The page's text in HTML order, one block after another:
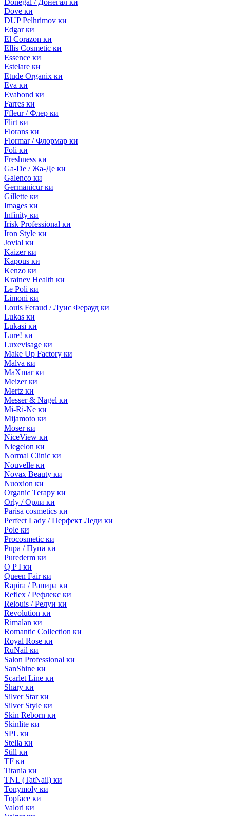
Donegal / Донегал ки
Dove ки
DUP Pelhrimov ки
Edgar ки
El Corazon ки
Ellis Cosmetic ки
Essence ки
Estelare ки
Etude Organix ки
Eva ки
Evabond ки
Farres ки
Ffleur / Флер ки
Flirt ки
Florans ки
Flormar / Флормар ки
Foli ки
Freshness ки
Ga-De / Жа-Де ки
Galenco ки
Germanicur ки
Gillette ки
Images ки
Infinity ки
Irisk Professional ки
Iron Style ки
Jovial ки
Kaizer ки
Kapous ки
Kenzo ки
Krainev Health ки
Le Poli ки
Limoni ки
Louis Feraud / Луис Ферауд ки
Lukas ки
Lukasi ки
Lure! ки
Luxevisage ки
Make Up Factory ки
Malva ки
MaXmar ки
Meizer ки
Mertz ки
Messer & Nagel ки
Mi-Ri-Ne ки
Mijamoto ки
Moser ки
NiceView ки
Niegelon ки
Normal Clinic ки
Nouvelle ки
Novax Beauty ки
Nuoxion ки
Organic Terapy ки
Orly / Орли ки
Parisa cosmetics ки
Perfect Lady / Перфект Леди ки
Pole ки
Procosmetic ки
Pupa / Пупа ки
Purederm ки
Q P I ки
Queen Fair ки
Rapira / Рапира ки
Reflex / Рефлекс ки
Relouis / Релуи ки
Revolution ки
Rimalan ки
Romantic Collection ки
Royal Rose ки
RuNail ки
Salon Professional ки
SanShine ки
Scarlet Line ки
Shary ки
Silver Star ки
Silver Style ки
Skin Reborn ки
Skinlite ки
SPL ки
Stella ки
Still ки
TF ки
Titania ки
TNL (TatNail) ки
Tonymoly ки
Topface ки
Valori ки